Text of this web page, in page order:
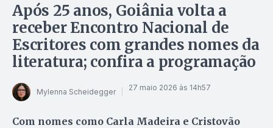
Após 25 anos, Goiânia volta a
receber Encontro Nacional de
Escritores com grandes nomes da
literatura; confira a programação
Mylenna Scheidegger 27 maio 2026 às 14h57
Com nomes como Carla Madeira e Cristovão